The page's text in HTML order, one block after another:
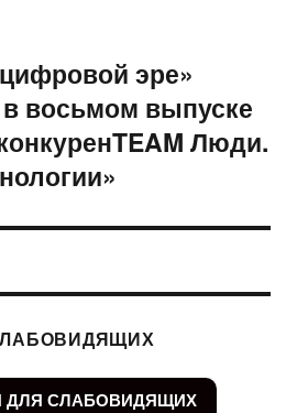
эре»
в восьмом выпуске
Люди.
ДЛЯ СЛАБОВИДЯЩИХ